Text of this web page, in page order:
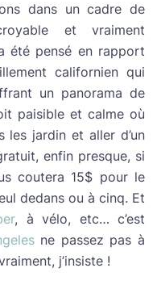
dans un cadre de
et vraiment
été pensé en rapport
californien qui
un panorama de
paisible et calme où
les jardin et aller d’un
enfin presque, si
coutera 15$ pour le
dedans ou à cinq. Et
, à vélo, etc… c’est
ne passez pas à
j’insiste !